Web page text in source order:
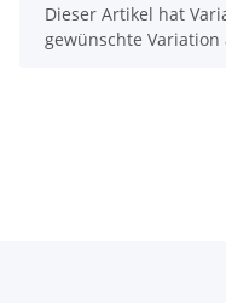
x
Dieser Artikel hat
gewünschte Variation